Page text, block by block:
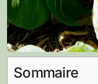
Sommaire